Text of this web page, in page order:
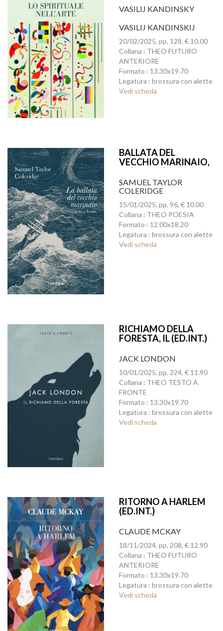
VASILIJ KANDINSKY
VASILIJ KANDINSKIJ
20/02/2025, pp. 128, € 10.00
Collana : THEO FUTURO
ANTERIORE
Formato : 13.30x19.70
Legatura : brossura con alette
Vedi scheda
BALLATA DEL
VECCHIO MARINAIO,
LA(ED.INT.)
SAMUEL TAYLOR
COLERIDGE
15/01/2025, pp. 96, € 10.00
Collana : THEO POESIA
Formato : 12.00x18.20
Legatura : brossura con alette
Vedi scheda
RICHIAMO DELLA
FORESTA, IL (ED.INT.)
JACK LONDON
10/01/2025, pp. 224, € 11.90
Collana : THEO TESTO A
FRONTE
Formato : 13.30x19.70
Legatura : brossura con alette
Vedi scheda
RITORNO A HARLEM
(ED.INT.)
CLAUDE MCKAY
18/11/2024, pp. 208, € 12.90
Collana : THEO FUTURO
ANTERIORE
Formato : 13.30x19.70
Legatura : brossura con alette
Vedi scheda